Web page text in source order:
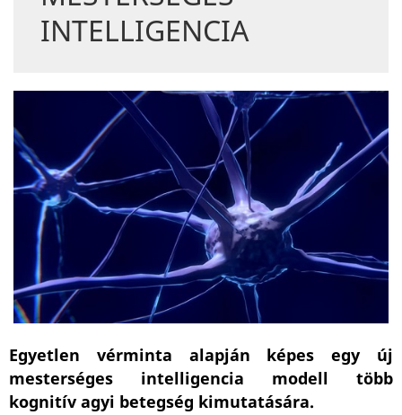
INTELLIGENCIA
Egyetlen vérminta alapján képes egy új
mesterséges intelligencia modell több
kognitív agyi betegség kimutatására.